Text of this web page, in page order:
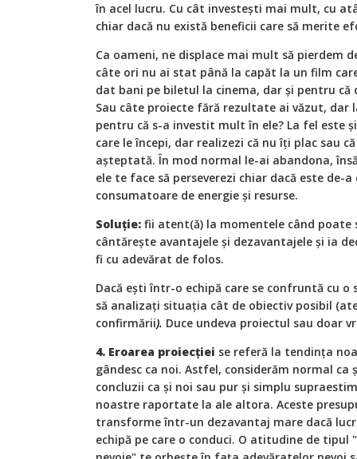
în acel lucru. Cu cât investești mai mult, cu
chiar dacă nu există beneficii care să merite
Ca oameni, ne displace mai mult să pierdem
câte ori nu ai stat până la capăt la un film
dat bani pe biletul la cinema, dar și pentru
Sau câte proiecte fără rezultate ai văzut, dar
pentru că s-a investit mult în ele? La fel este
care le începi, dar realizezi că nu îți plac sau
așteptată. În mod normal le-ai abandona,
ele te face să perseverezi chiar dacă este de-
consumatoare de energie și resurse.
Soluție: fii atent(ă) la momentele când poate
cântărește avantajele și dezavantajele și ia
fi cu adevărat de folos.
Dacă ești într-o echipă care se confruntă cu
să analizați situația cât de obiectiv posibil
confirmării). Duce undeva proiectul sau doar
4. Eroarea proiecției se referă la tendința
gândesc ca noi. Astfel, considerăm normal ca
concluzii ca și noi sau pur și simplu
noastre raportate la ale altora. Aceste
transforme într-un dezavantaj mare dacă
echipă pe care o conduci. O atitudine de tipul